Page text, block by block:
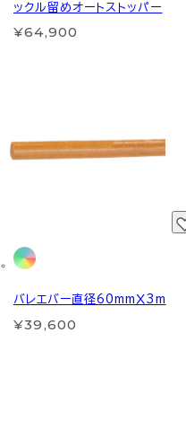
ックル留めオートストッパー
¥64,900
バレエバー直径60mmＸ3m
¥39,600